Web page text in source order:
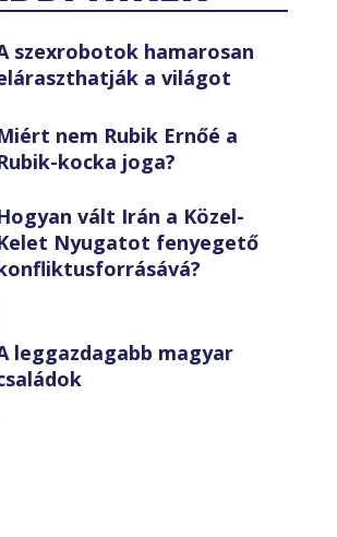
szexrobotok hamarosan
a világot
nem Rubik Ernőé a
kocka joga?
vált Irán a Közel-
Nyugatot fenyegető
leggazdagabb magyar